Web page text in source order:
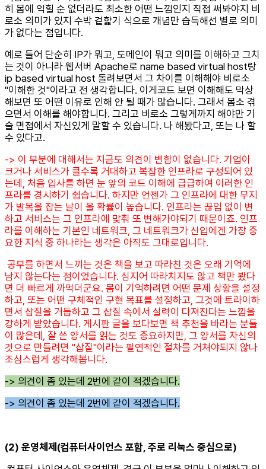
히 몸에 익힐 순 없더라도 최소한 어떤 느낌인지 직접 써봐야지 비
로소 의미가 있지 수박 겉핥기 식으로 개념만 습득해선 별로 의미
가 없다는 점입니다.
예로 들어 단순히 IP가 뭐고, 도메인이 뭐고 의미를 이해하고 그치
는 것이 아니라 웹서버 Apache로 name based virtual host랑
ip based virtual host 돌려보면서 그 차이를 이해해야 비로소
"이해한 것"이라고 전 생각합니다. 이게코드 보면 이해해도 막상
해보면 또 어떤 이유로 인해 안 될 때가 많습니다. 그래서 몸소 겪
으면서 이해를 해야합니다. 그리고 비로소 그렇게까지 해야만 기
술 면접에서 자신있게 말할 수 있습니다. 나 해봤다고, 또는 나 할
수 있다고.
-> 이 부분에 대해서는 지금도 의견이 변함이 없습니다. 기업이
크거나 서비스가 클수록 거대하고 복잡한 인프라로 구성되어 있
는데, 처음 입사를 하면 눈 앞의 코드 이해에 급급하여 이러한 인
프라를 경시하기 쉽습니다. 하지만 언젠가 그 인프라에 대한 무지
가 발목을 잡는 날이 올 확률이 높습니다. 인프라는 끊임 없이 변
하고 서비스는 그 인프라에 맞춰 또 변해가야되기 때문이죠. 인프
라를 이해하는 기본인 네트워크, 그 네트워크가 신입에겐 가장 중
요한 지식 중 하나라는 생각은 아직도 그대로입니다.
공부를 하면서 느끼는 것은 책을 보고 따라친 것은 오래 기억에
남지 않는다는 점이었습니다. 심지어 따라치지도 않고 책만 봤다
면 더 빠르게 까먹더군요. 몸이 기억하려면 어떤 문제 상황을 설정
하고, 또는 어떤 구체적인 구현 목표를 설정하고, 그것에 트라이하
면서 삽질을 거듭하고 그 삽질 속에서 실력이 다져진다는 느낌을
강하게 받았습니다. 게시판 글을 보다보면 책 추천을 바라는 분들
이 많은데, 잘 쓴 양서를 읽는 것도 중요하지만, 그 양서를 자신의
것으로 만들려면 "삽질"이라는 필연적인 절차를 거쳐야되지 않나
조심스럽게 생각해봅니다.
-> 의견이 좀 있는데 2번에 같이 적겠습니다.
-> 의견이 좀 있는데 2번에 같이 적겠습니다.
(2) 운영체제(컴퓨터사이언스 포함, 주로 리눅스 중심으로)